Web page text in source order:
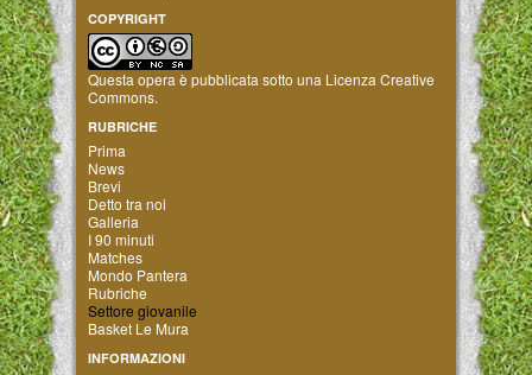
COPYRIGHT
Questa opera è pubblicata sotto una Licenza Creative
Commons.
RUBRICHE
Prima
News
Brevi
Detto tra noi
Galleria
I 90 minuti
Matches
Mondo Pantera
Rubriche
Settore giovanile
Basket Le Mura
INFORMAZIONI